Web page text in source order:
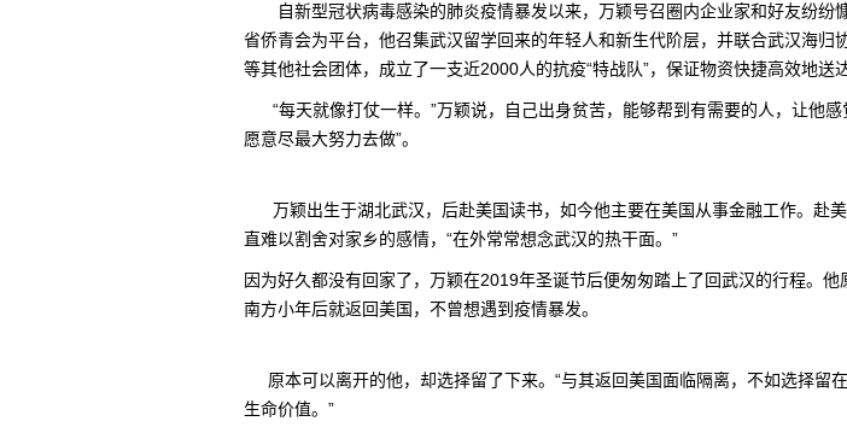
自新型冠状病毒感染的肺炎疫情暴发以来，万颖号召圈内企业家和好友纷纷
省侨青会为平台，他召集武汉留学回来的年轻人和新生代阶层，并联合武汉海归
等其他社会团体，成立了一支近2000人的抗疫“特战队”，保证物资快捷高效地送
“每天就像打仗一样。”万颖说，自己出身贫苦，能够帮到有需要的人，让他感
愿意尽最大努力去做”。
万颖出生于湖北武汉，后赴美国读书，如今他主要在美国从事金融工作。赴
直难以割舍对家乡的感情，“在外常常想念武汉的热干面。”
因为好久都没有回家了，万颖在2019年圣诞节后便匆匆踏上了回武汉的行程。他
南方小年后就返回美国，不曾想遇到疫情暴发。
原本可以离开的他，却选择留了下来。“与其返回美国面临隔离，不如选择留
生命价值。”